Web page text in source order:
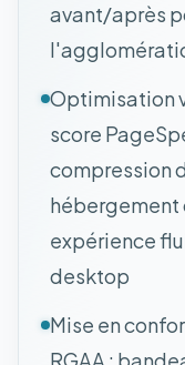
avant/après
Optimisation
score
compression
hébergement
expérience
desktop
Mise en